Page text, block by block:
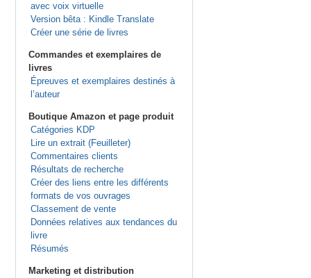
avec voix virtuelle
Version bêta : Kindle Translate
Créer une série de livres
Commandes et exemplaires de
livres
Épreuves et exemplaires destinés à
l’auteur
Boutique Amazon et page produit
Catégories KDP
Lire un extrait (Feuilleter)
Commentaires clients
Résultats de recherche
Créer des liens entre les différents
formats de vos ouvrages
Classement de vente
Données relatives aux tendances du
livre
Résumés
Marketing et distribution